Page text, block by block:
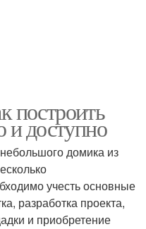
построить
и доступно
домика из
учесть основные
разработка проекта,
и приобретение